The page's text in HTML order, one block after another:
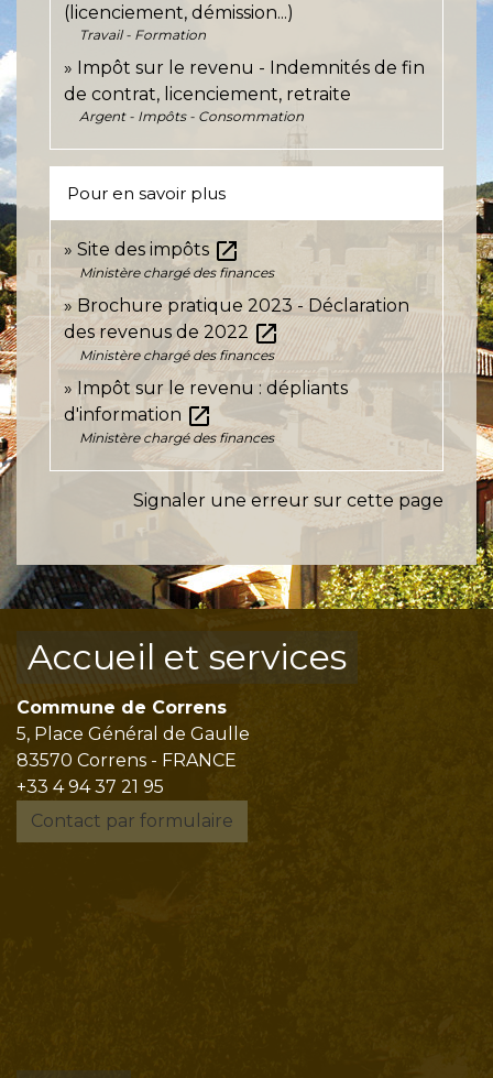
(licenciement, démission...)
Travail - Formation
Impôt sur le revenu - Indemnités de fin
de contrat, licenciement, retraite
Argent - Impôts - Consommation
Pour en savoir plus
Site des impôts open_in_new
Ministère chargé des finances
Brochure pratique 2023 - Déclaration
des revenus de 2022 open_in_new
Ministère chargé des finances
Impôt sur le revenu : dépliants
d'information open_in_new
Ministère chargé des finances
Signaler une erreur sur cette page
Accueil et services
Commune de Correns
5, Place Général de Gaulle
83570 Correns - FRANCE
+33 4 94 37 21 95
Contact par formulaire